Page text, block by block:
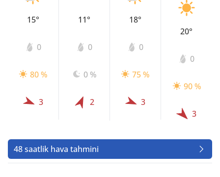
15°
0
80 %
3
11°
0
0 %
2
18°
0
75 %
3
20°
0
90 %
3
48 saatlik hava tahmini